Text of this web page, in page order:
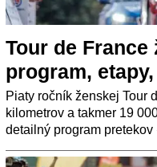
Tour de France
program,
Piaty ročník ženskej Tour
kilometrov a takmer 19
detailný program